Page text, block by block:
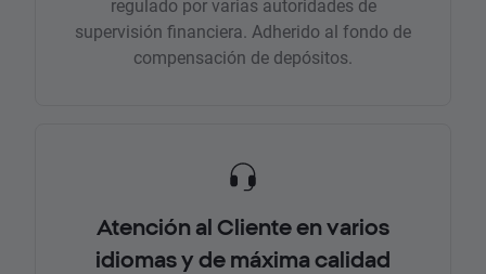
regulado por varias autoridades de
supervisión financiera. Adherido al fondo de
compensación de depósitos.
Atención al Cliente en varios
idiomas y de máxima calidad